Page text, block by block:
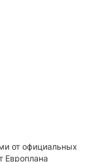
от официальных
Европлана